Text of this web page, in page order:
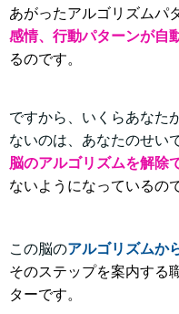
あがったアルゴリズムパ
感情、行動パターンが自
るのです。
ですから、いくらあなた
ないのは、あなたのせい
脳のアルゴリズムを解除
ないよう になっているの
この脳のアルゴリズムか
そのステップを案内する
ターです。